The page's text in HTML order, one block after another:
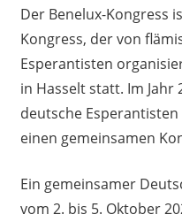
Der Benelux-Kongress
Kongress, der von
Esperantisten
in Hasselt statt. Im Jahr
deutsche
einen gemeinsamen
Ein gemeinsamer
vom 2. bis 5. Oktober